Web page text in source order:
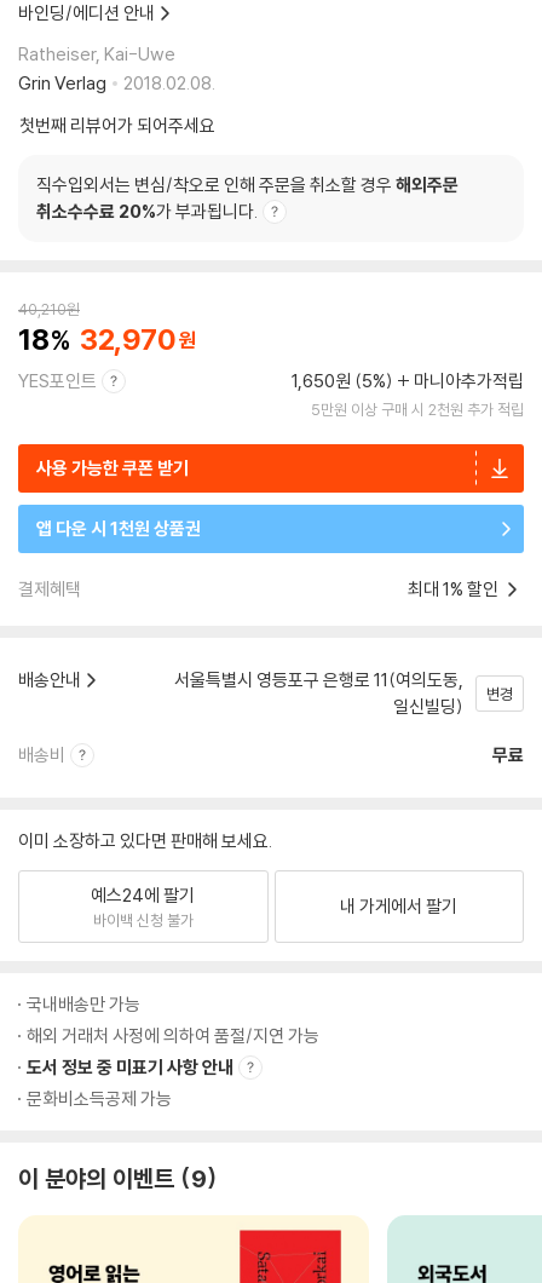
바인딩/에디션 안내
Ratheiser, Kai-Uwe
Grin Verlag
2018.02.08.
첫번째 리뷰어가 되어주세요
직수입외서는 변심/착오로 인해 주문을 취소할 경우 해외주문
취소수수료 20%가 부과됩니다.
40,210원
18 32,970
YES포인트 1,650원 (5%) 마니아추가적립
5만원 이상 구매 시 2천원 추가 적립
사용 가능한 쿠폰 받기
앱 다운 시 1천원 상품권
결제혜택 최대 1% 할인
배송안내
서울특별시 영등포구 은행로 11(여의도동,
일신빌딩)
변경
배송비 무료
이미 소장하고 있다면 판매해 보세요.
예스24에 팔기
바이백 신청 불가
내 가게에서 팔기
국내배송만 가능
해외 거래처 사정에 의하여 품절/지연 가능
도서 정보 중 미표기 사항 안내
문화비소득공제 가능
이 분야의 이벤트 9